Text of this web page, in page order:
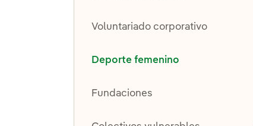
Voluntariado corporativo
Deporte femenino
Fundaciones